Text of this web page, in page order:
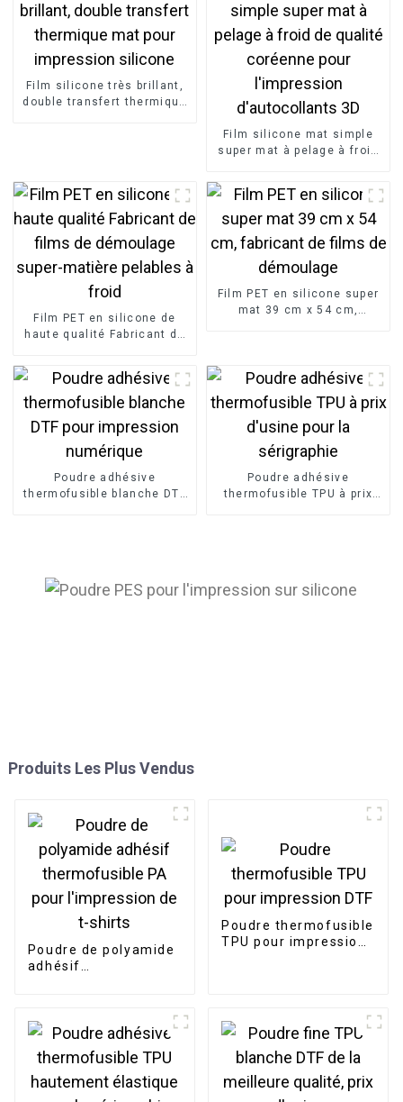
Film silicone très brillant,
double transfert thermique
Film silicone mat simple
super mat à pelage à froid
l'impression d'autocollants
3D
Film PET en silicone de
haute qualité Fabricant de
Film PET en silicone super
mat 39 cm x 54 cm,
Poudre adhésive
thermofusible blanche DTF
Poudre adhésive
thermofusible TPU à prix
Produits Les Plus Vendus
Poudre de polyamide
adhésif
Poudre thermofusible
TPU pour impression